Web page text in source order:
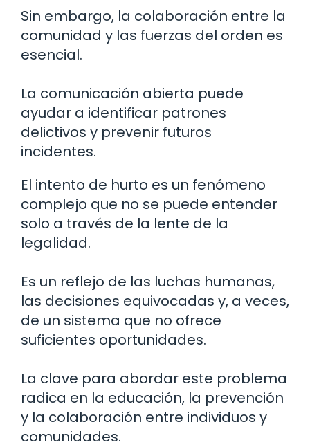
Sin embargo, la colaboración entre la
comunidad y las fuerzas del orden es
esencial.
La comunicación abierta puede
ayudar a identificar patrones
delictivos y prevenir futuros
incidentes.
El intento de hurto es un fenómeno
complejo que no se puede entender
solo a través de la lente de la
legalidad.
Es un reflejo de las luchas humanas,
las decisiones equivocadas y, a veces,
de un sistema que no ofrece
suficientes oportunidades.
La clave para abordar este problema
radica en la educación, la prevención
y la colaboración entre individuos y
comunidades.